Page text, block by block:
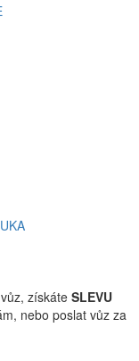
získáte SLEVU
nebo poslat vůz za